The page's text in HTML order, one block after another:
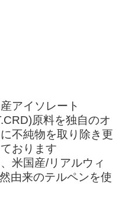
アイソレート
原料を独自のオ
不純物を取り除き更
おります
米国産/リアルウィ
由来のテルペンを使